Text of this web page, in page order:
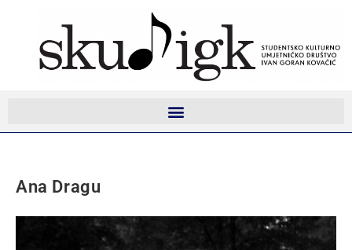
Ana Dragu